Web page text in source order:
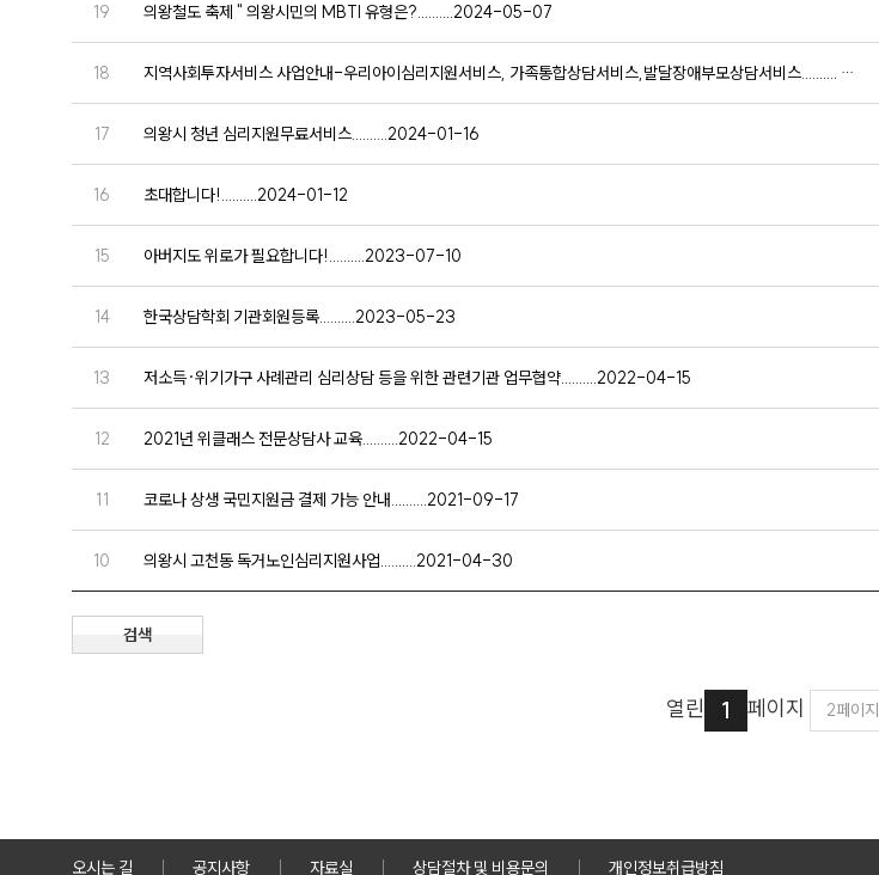
19 의왕철도 축제 " 의왕시민의 MBTI 유형은?..........2024-05-07
18 지역사회투자서비스 사업안내-우리아이심리지원서비스, 가족통합상담서비스,발달장애부모상담서비스.......... …
17 의왕시 청년 심리지원무료서비스..........2024-01-16
16 초대합니다!..........2024-01-12
15 아버지도 위로가 필요합니다!..........2023-07-10
14 한국상담학회 기관회원등록..........2023-05-23
13 저소득·위기가구 사례관리 심리상담 등을 위한 관련기관 업무협약..........2022-04-15
12 2021년 위클래스 전문상담사 교육..........2022-04-15
11 코로나 상생 국민지원금 결제 가능 안내..........2021-09-17
10 의왕시 고천동 독거노인심리지원사업..........2021-04-30
검색
열린 1 페이지 2페이지
오시는 길 공지사항 자료실 상담절차 및 비용문의 개인정보취급방침